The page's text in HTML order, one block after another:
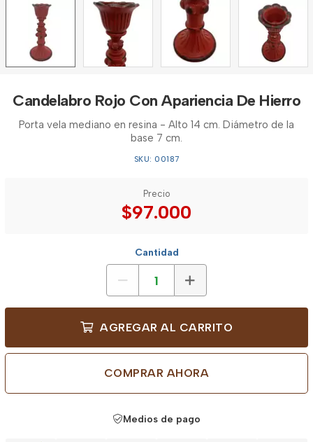
Candelabro Rojo Con Apariencia De Hierro
Porta vela mediano en resina - Alto 14 cm. Diámetro de la
base 7 cm.
SKU: 00187
Precio
$97.000
Cantidad
AGREGAR AL CARRITO
COMPRAR AHORA
Medios de pago